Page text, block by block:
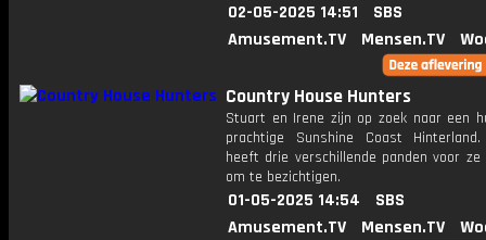
02-05-2025 14:51
SBS
Amusement.TV
Mensen.TV
Country House Hunters
Stuart en Irene zijn op zoek naar een
prachtige Sunshine Coast
heeft drie verschillende panden voor ze
om te bezichtigen.
01-05-2025 14:54
SBS
Amusement.TV
Mensen.TV